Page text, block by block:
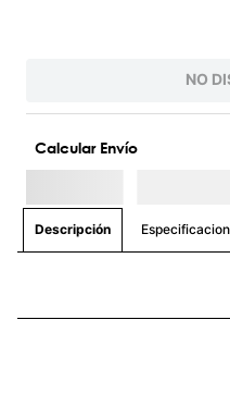
NO
Calcular Envío
Descripción